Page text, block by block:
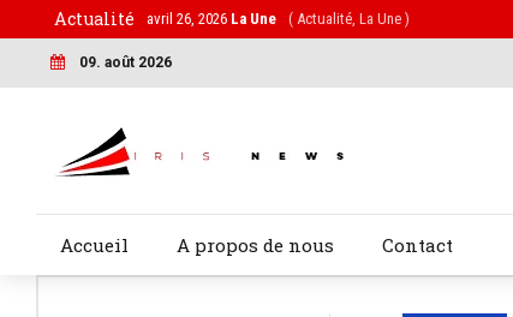
Actualité avril 26, 2026 La Une ( Actualité, La Une )
09. août 2026
Accueil A propos de nous Contact